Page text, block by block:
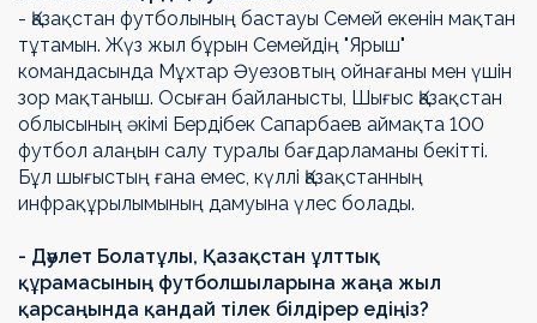
- Қазақстан футболының бастауы Семей екенін мақтан
тұтамын. Жүз жыл бұрын Семейдің "Ярыш"
командасында Мұхтар Әуезовтың ойнағаны мен үшін
зор мақтаныш. Осыған байланысты, Шығыс Қазақстан
облысының әкімі Бердібек Сапарбаев аймақта 100
футбол алаңын салу туралы бағдарламаны бекітті.
Бұл шығыстың ғана емес, күллі Қазақстанның
инфрақұрылымының дамуына үлес болады.
- Дәулет Болатұлы, Қазақстан ұлттық
құрамасының футболшыларына жаңа жыл
қарсаңында қандай тілек білдірер едіңіз?